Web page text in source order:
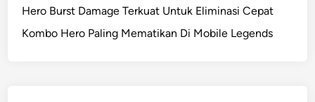
Hero Burst Damage Terkuat Untuk Eliminasi Cepat
Kombo Hero Paling Mematikan Di Mobile Legends